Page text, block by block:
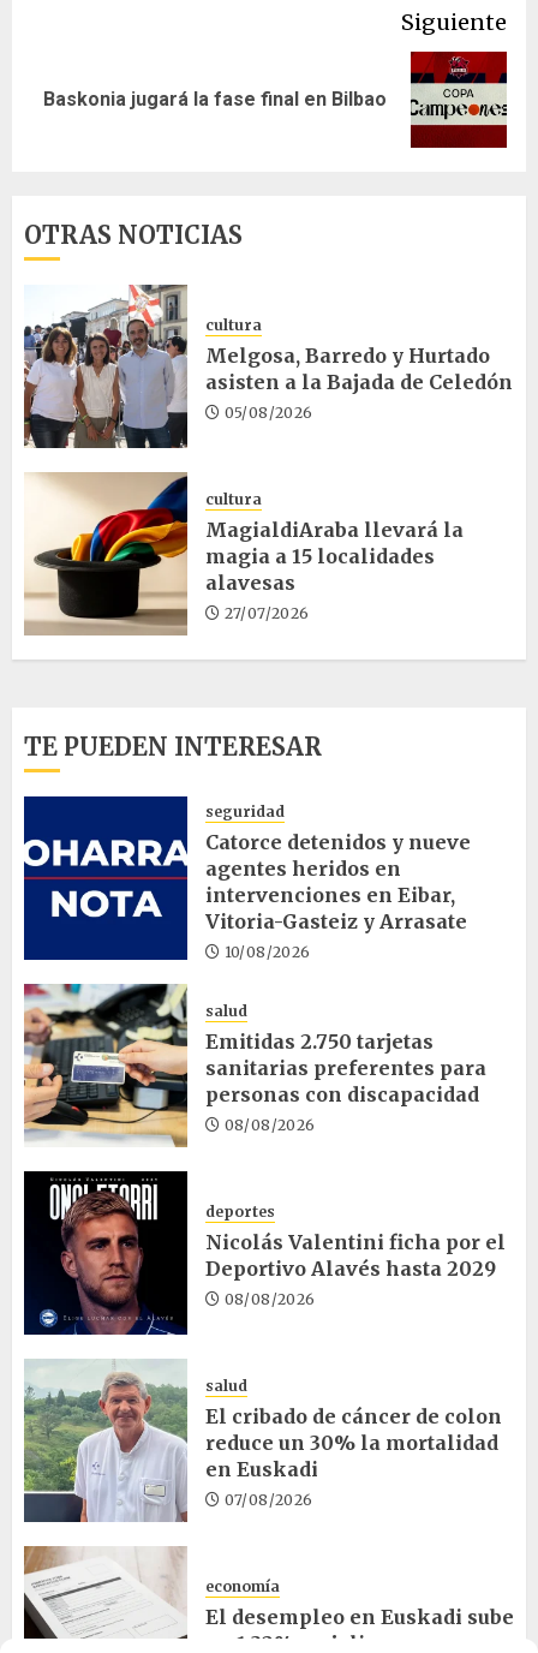
Siguiente
Siguiente
Baskonia jugará la fase final en Bilbao
OTRAS NOTICIAS
cultura
Melgosa, Barredo y Hurtado
asisten a la Bajada de Celedón
05/08/2026
cultura
MagialdiAraba llevará la
magia a 15 localidades
alavesas
27/07/2026
TE PUEDEN INTERESAR
seguridad
Catorce detenidos y nueve
agentes heridos en
intervenciones en Eibar,
Vitoria-Gasteiz y Arrasate
10/08/2026
salud
Emitidas 2.750 tarjetas
sanitarias preferentes para
personas con discapacidad
08/08/2026
deportes
Nicolás Valentini ficha por el
Deportivo Alavés hasta 2029
08/08/2026
salud
El cribado de cáncer de colon
reduce un 30% la mortalidad
en Euskadi
07/08/2026
economía
El desempleo en Euskadi sube
un 1,32% en julio